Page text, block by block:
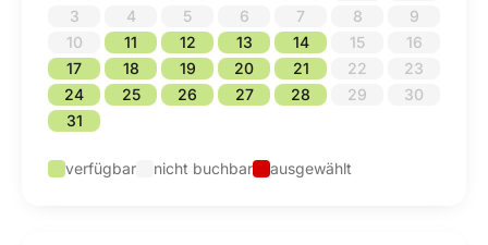
3
4 5 6 7 8
9
10
11 12 13 14 15
16
17
18 19 20 21 22
23
24
25 26 27 28 29
30
31
verfügbar nicht buchbar ausgewählt